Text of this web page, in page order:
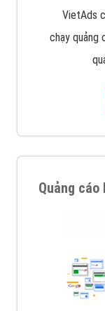
VietAds
chạy quảng
Quảng